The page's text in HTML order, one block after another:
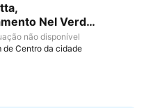
aos favoritos
Nel Verde
não disponível
de Centro da cidade